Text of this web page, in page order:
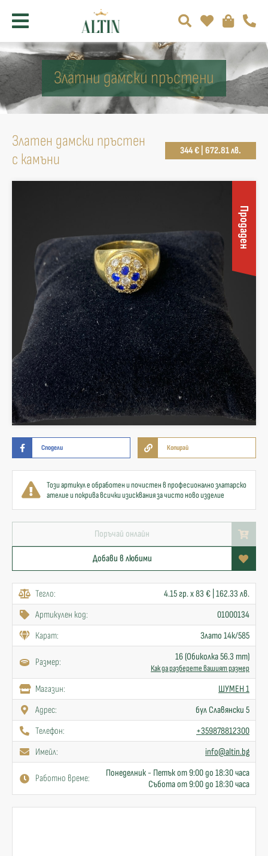
Златни дамски пръстени
Златен дамски пръстен
с камъни
344 € | 672.81 лв.
Продаден
Сподели Копирай
Този артикул е обработен и почистен в професионално златарско
ателие и покрива всички изисквания за чисто ново изделие
Поръчай онлайн
Добави в любими
Тегло:
4.15 гр. x 83 € | 162.33 лв.
Артикулен код:
01000134
Карат:
Злато 14к/585
Размер: 16 (Обиколка 56.3 mm)
Как да разберете вашият размер
Mагазин:
ШУМЕН 1
Адрес:
бул Славянски 5
Телефон:
+359878812300
Имейл:
info@altin.bg
Работно време:
Понеделник - Петък от 9:00 до 18:30 часа
Събота от 9:00 до 18:30 часа